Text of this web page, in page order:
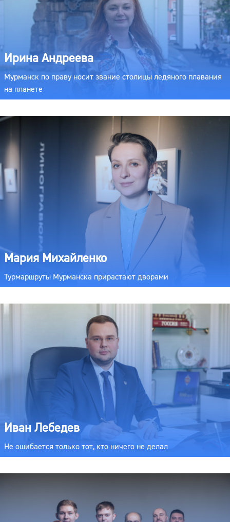
Ирина Андреева
Мурманск по праву носит звание столицы ледяного плавания
на планете
Мария Михайленко
Турмаршруты Мурманска прирастают дворами
Иван Лебедев
Не ошибается только тот, кто ничего не делал